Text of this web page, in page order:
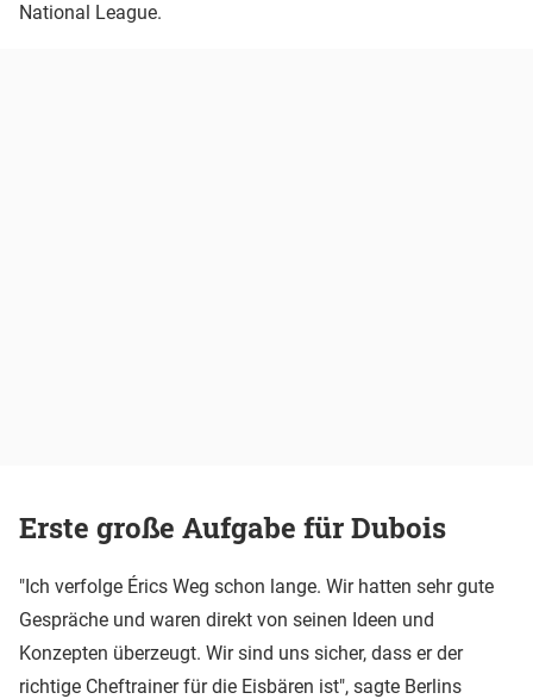
National League.
Erste große Aufgabe für Dubois
"Ich verfolge Érics Weg schon lange. Wir hatten sehr gute
Gespräche und waren direkt von seinen Ideen und
Konzepten überzeugt. Wir sind uns sicher, dass er der
richtige Cheftrainer für die Eisbären ist", sagte Berlins